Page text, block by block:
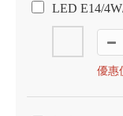
LED E14/
優惠